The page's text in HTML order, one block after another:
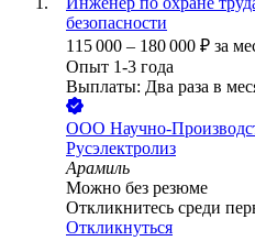
безопасности
115 000 – 180 000 ₽ за
Опыт 1-3 года
Выплаты: Два раза в
ООО Научно-
Русэлектролиз
Арамиль
Можно без резюме
Откликнитесь среди
Откликнуться